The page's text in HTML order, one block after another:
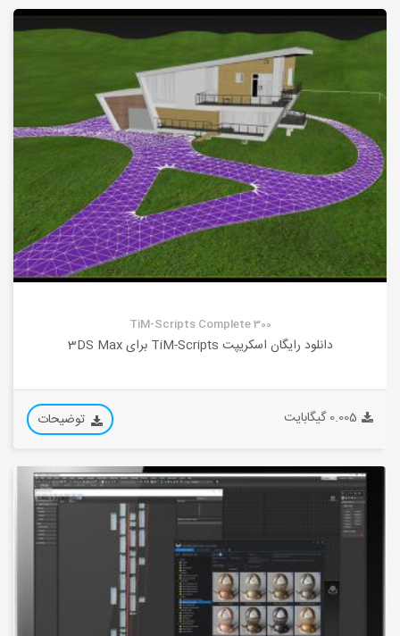
TiM-Scripts Complete 300
دانلود رایگان اسکریپت TiM-Scripts برای 3DS Max
0.005 گیگابایت توضیحات